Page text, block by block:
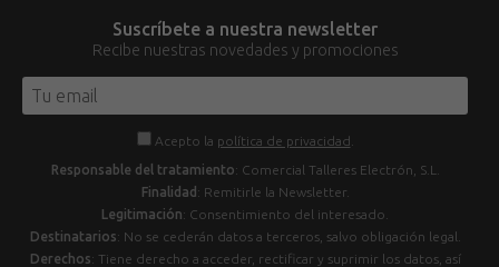
Suscríbete a nuestra newsletter
Recibe nuestras novedades y promociones
Acepto la política de privacidad
Responsable del tratamiento: Comercial Talleres Electrón, S.L.
Finalidad : Remitirle la Newsletter.
Legitimación: Consentimiento del interesado.
Destinatarios: No se cederán datos a terceros, salvo obligación legal.
Derechos: Tiene derecho a acceder, rectificar y suprimir los datos, así